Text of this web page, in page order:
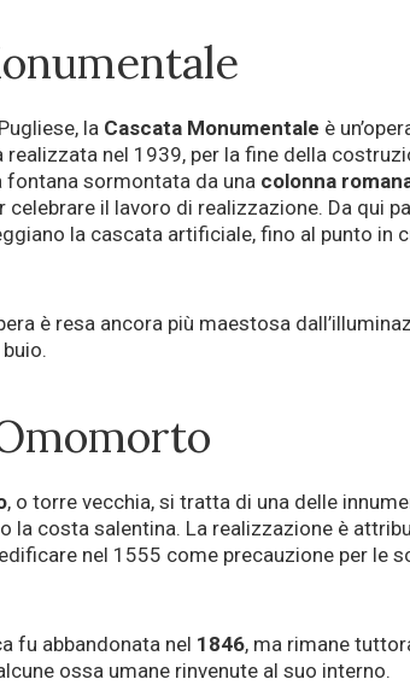
la Cascata Monumentale è
nel 1939, per la fine della
fontana sormontata da una colonna
celebrare il lavoro di realizzazione. Da qui
la cascata artificiale, fino al punto in
è resa ancora più maestosa
, o torre vecchia, si tratta di una delle
la costa salentina. La realizzazione è
nel 1555 come precauzione per le
fu abbandonata nel 1846, ma rimane
ossa umane rinvenute al suo interno.